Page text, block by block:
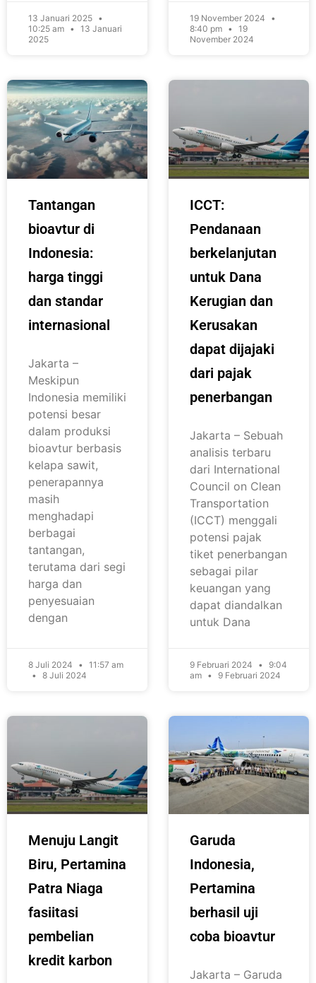
13 Januari 2025
10:25 am
13 Januari
2025
19 November 2024
8:40 pm
19
November 2024
Tantangan
bioavtur di
Indonesia:
harga tinggi
dan standar
internasional
Jakarta –
Meskipun
Indonesia memiliki
potensi besar
dalam produksi
bioavtur berbasis
kelapa sawit,
penerapannya
masih
menghadapi
berbagai
tantangan,
terutama dari segi
harga dan
penyesuaian
dengan
8 Juli 2024
11:57 am
8 Juli 2024
ICCT:
Pendanaan
berkelanjutan
untuk Dana
Kerugian dan
Kerusakan
dapat dijajaki
dari pajak
penerbangan
Jakarta – Sebuah
analisis terbaru
dari International
Council on Clean
Transportation
(ICCT) menggali
potensi pajak
tiket penerbangan
sebagai pilar
keuangan yang
dapat diandalkan
untuk Dana
9 Februari 2024
9:04
am
9 Februari 2024
Menuju Langit
Biru, Pertamina
Patra Niaga
fasiitasi
pembelian
kredit karbon
Garuda
Indonesia,
Pertamina
berhasil uji
coba bioavtur
Jakarta – Garuda